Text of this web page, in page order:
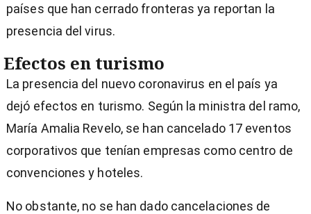
países que han cerrado fronteras ya reportan la
presencia del virus.
Efectos en turismo
La presencia del nuevo coronavirus en el país ya
dejó efectos en turismo. Según la ministra del ramo,
María Amalia Revelo, se han cancelado 17 eventos
corporativos que tenían empresas como centro de
convenciones y hoteles.
No obstante, no se han dado cancelaciones de